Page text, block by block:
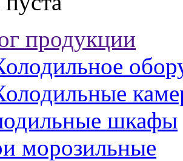
продукции
шкафы
морозильные